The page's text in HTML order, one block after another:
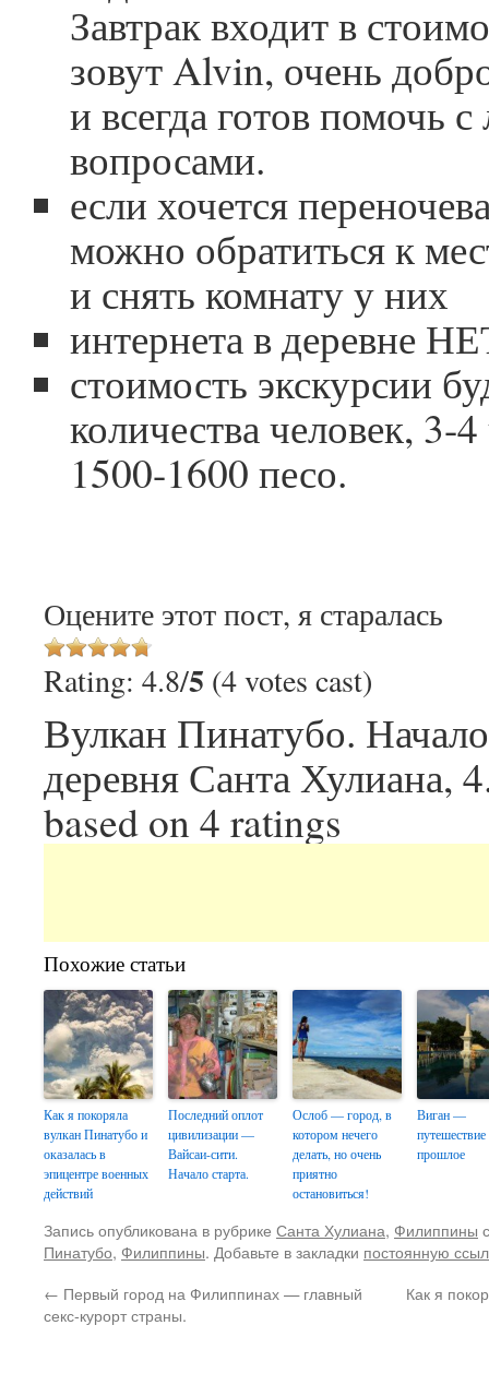
Завтрак входит в
зовут Alvin, очень
и всегда готов помочь
вопросами.
если хочется
можно обратиться к
и снять комнату у них
интернета в деревне
стоимость экскурсии
количества человек, 3-
1500-1600 песо.
Оцените этот пост, я старалась
Rating: 4.8/5 (4 votes cast)
Вулкан Пинатубо.
деревня Санта Хулиана,
based on4ratings
Похожие статьи
Как я покоряла
вулкан Пинатубо и
оказалась в
эпицентре военных
действий
Последний оплот
цивилизации —
Вайсаи-сити.
Начало старта.
Ослоб — город, в
котором нечего
делать, но очень
приятно
остановиться!
Виган —
путешествие
прошлое
Запись опубликована в рубрике Санта Хулиана, Филиппины
Пинатубо, Филиппины. Добавьте в закладки постоянную
← Первый город на Филиппинах — главный
секс-курорт страны.
Как я